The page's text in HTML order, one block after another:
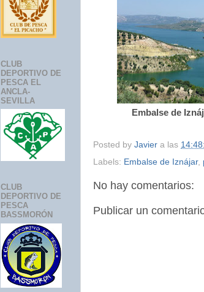
Embalse de
Posted by Javier a las
Labels: Embalse de Iznájar,
No hay comentarios:
Publicar un
CLUB
DEPORTIVO DE
PESCA EL
ANCLA-
SEVILLA
CLUB
DEPORTIVO DE
PESCA
BASSMORÓN